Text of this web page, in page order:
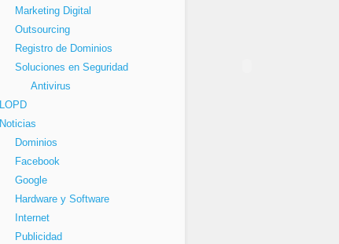
Marketing Digital
Outsourcing
Registro de Dominios
Soluciones en Seguridad
Antivirus
LOPD
Noticias
Dominios
Facebook
Google
Hardware y Software
Internet
Publicidad